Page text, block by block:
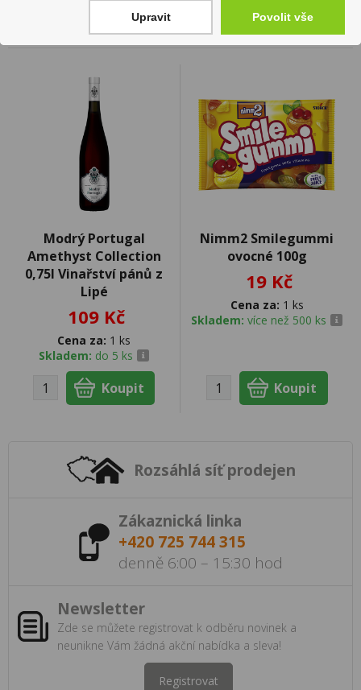
Modrý Portugal
Amethyst Collection
0,75l Vinařství pánů z
Lipé
109 Kč
Cena za: 1 ks
Skladem: do 5 ks
Nimm2 Smilegummi
ovocné 100g
19 Kč
Cena za: 1 ks
Skladem: více než 500 ks
Rozsáhlá síť prodejen
Zákaznická linka
+420 725 744 315
denně 6:00 – 15:30 hod
Newsletter
Zde se můžete registrovat k odběru novinek a
neunikne Vám žádná akční nabídka a sleva!
Registrovat
Upravit Povolit vše